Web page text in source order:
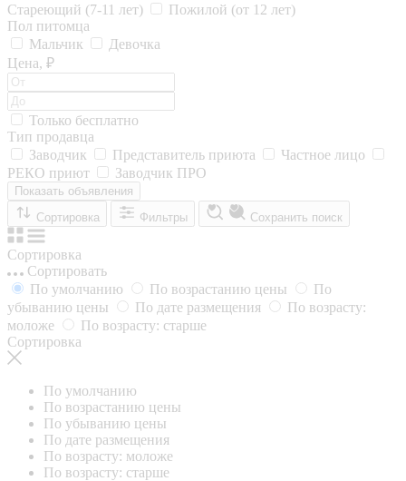
Стареющий (7-11 лет)
Пожилой (от 12 лет)
Пол питомца
Мальчик
Девочка
Цена, ₽
Только бесплатно
Тип продавца
Заводчик
Представитель приюта
Частное лицо
РЕКО приют
Заводчик ПРО
Показать объявления
Сортировка
Фильтры Сохранить поиск
Сортировка
Сортировать
По умолчанию
По возрастанию цены
По
убыванию цены
По дате размещения
По возрасту:
моложе
По возрасту: старше
Сортировка
По умолчанию
По возрастанию цены
По убыванию цены
По дате размещения
По возрасту: моложе
По возрасту: старше